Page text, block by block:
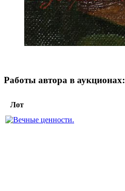
Работы автора в аукционах:
Лот